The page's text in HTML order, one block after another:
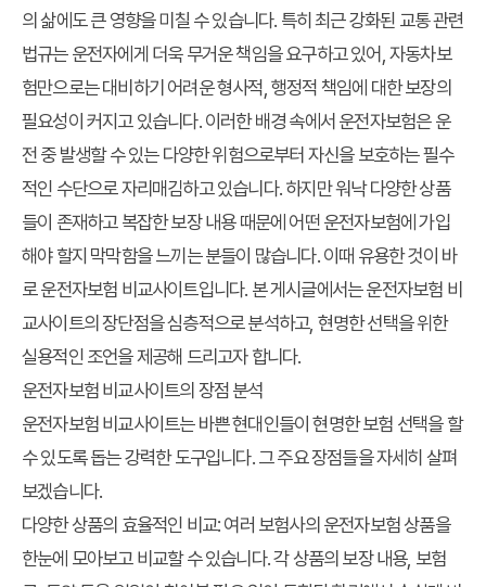
의 삶에도 큰 영향을 미칠 수 있습니다. 특히 최근 강화된 교통 관련
법규는 운전자에게 더욱 무거운 책임을 요구하고 있어, 자동차보
험만으로는 대비하기 어려운 형사적, 행정적 책임에 대한 보장의
필요성이 커지고 있습니다. 이러한 배경 속에서 운전자보험은 운
전 중 발생할 수 있는 다양한 위험으로부터 자신을 보호하는 필수
적인 수단으로 자리매김하고 있습니다. 하지만 워낙 다양한 상품
들이 존재하고 복잡한 보장 내용 때문에 어떤 운전자보험에 가입
해야 할지 막막함을 느끼는 분들이 많습니다. 이때 유용한 것이 바
로 운전자보험 비교사이트입니다. 본 게시글에서는 운전자보험 비
교사이트의 장단점을 심층적으로 분석하고, 현명한 선택을 위한
실용적인 조언을 제공해 드리고자 합니다.
운전자보험 비교사이트의 장점 분석
운전자보험 비교사이트는 바쁜 현대인들이 현명한 보험 선택을 할
수 있도록 돕는 강력한 도구입니다. 그 주요 장점들을 자세히 살펴
보겠습니다.
다양한 상품의 효율적인 비교: 여러 보험사의 운전자보험 상품을
한눈에 모아보고 비교할 수 있습니다. 각 상품의 보장 내용, 보험